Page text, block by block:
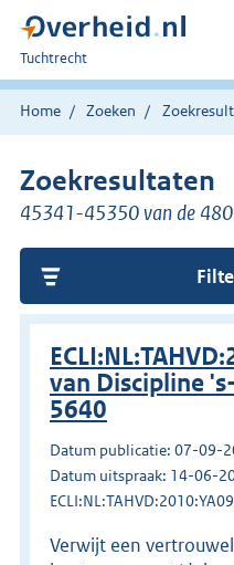
U
bent
hier:
Tuchtrecht
Home Zoeken
Zoekresultaten
45341-45350 van de
van Discipline
5640
Datum publicatie: 07-09-
Datum uitspraak: 14-06-
Verwijt een